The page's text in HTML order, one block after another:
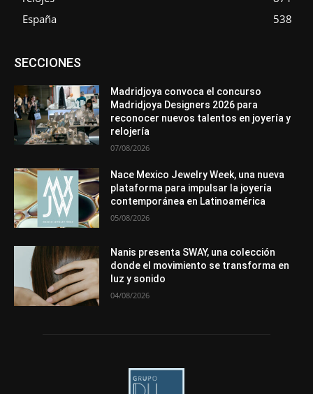
España
538
SECCIONESAsociaciones
Entrevistas
Mundo Técnico
Novedades Opiniones
Perspectiva
Premios
Secciones Sin categoría
Más
Madridjoya convoca el concurso
Madridjoya Designers 2026 para
reconocer nuevos talentos en joyería y
relojería
07/08/2026
Nace Mexico Jewelry Week, una nueva
plataforma para impulsar la joyería
contemporánea en Latinoamérica
05/08/2026
Nanis presenta SWAY, una colección
donde el movimiento se transforma en
luz y sonido
04/08/2026